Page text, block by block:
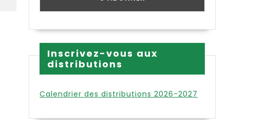
Inscrivez-vous aux
distributions
Calendrier des distributions 2026-2027